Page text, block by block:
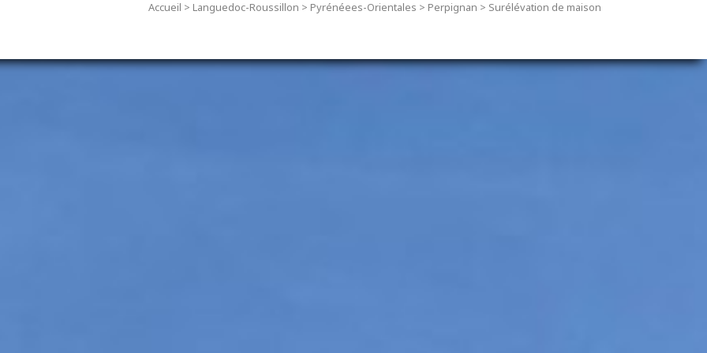
Accueil > Languedoc-Roussillon > Pyrénéees-Orientales > Perpignan > Surélévation de maison